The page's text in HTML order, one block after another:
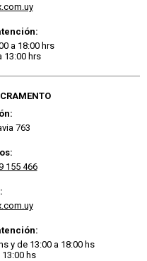
a 18:00 hrs
13:00 hrs
763
155 466
y de 13:00 a 18:00 hs
hs